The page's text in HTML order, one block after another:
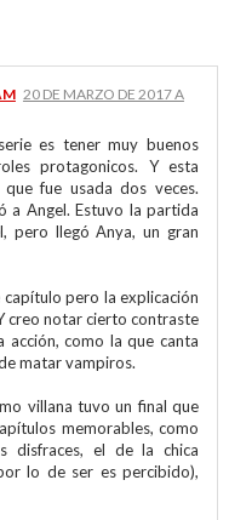
20 DE MARZO DE 2017 A
es tener muy buenos
protagonicos. Y esta
fue usada dos veces.
a Angel. Estuvo la partida
pero llegó Anya, un gran
pero la explicación
creo notar cierto contraste
como la que canta
matar vampiros.
villana tuvo un final que
memorables, como
disfraces, el de la chica
lo de ser es percibido),